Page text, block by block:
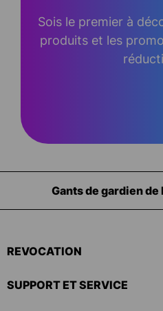
Sois le premier à
produits et les
REVOCATION
SUPPORT ET SERVICE